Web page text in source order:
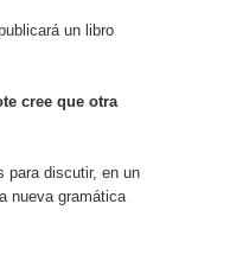
un libro
cree que otra
para discutir, en un
nueva gramática